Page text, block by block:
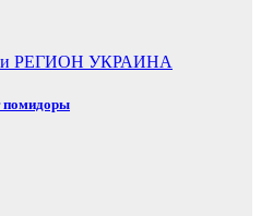
РЕГИОН УКРАИНА
помидоры